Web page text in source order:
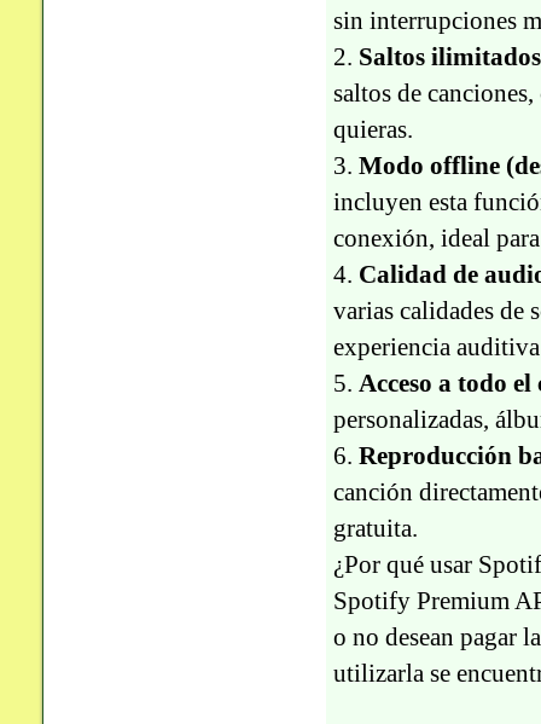
sin interrupciones
2. Saltos ilimitados
saltos de
quieras.
3. Modo offline
incluyen esta
conexión, ideal
4. Calidad de
varias calidades de
experiencia
5. Acceso a todo
personalizadas,
6. Reproducción
canción
gratuita.
¿Por qué usar
Spotify Premium
o no desean pagar
utilizarla se